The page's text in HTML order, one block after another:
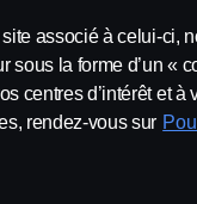
associé à celui-ci,
sous la forme d’un «
centres d’intérêt et à
rendez-vous sur